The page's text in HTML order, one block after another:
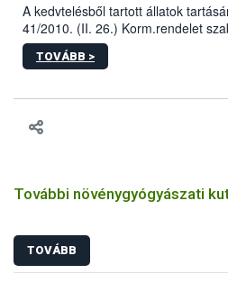
A kedvtelésből tartott állatok
41/2010. (II. 26.) Korm.rendelet
sérülés, illetve ennek veszélye
hatósági feladatokat, valamint a
vonni az ebek viselkedésének
TOVÁBB >
További növénygyógyászati
TOVÁBB